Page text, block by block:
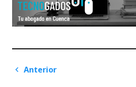
Navegación
Anterior